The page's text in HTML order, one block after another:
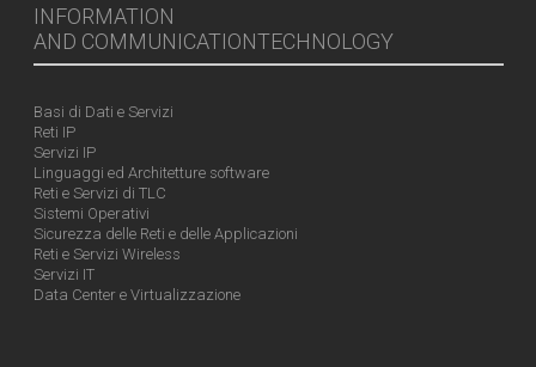
INFORMATION
AND COMMUNICATIONTECHNOLOGY
Basi di Dati e Servizi
Reti IP
Servizi IP
Linguaggi ed Architetture software
Reti e Servizi di TLC
Sistemi Operativi
Sicurezza delle Reti e delle Applicazioni
Reti e Servizi Wireless
Servizi IT
Data Center e Virtualizzazione